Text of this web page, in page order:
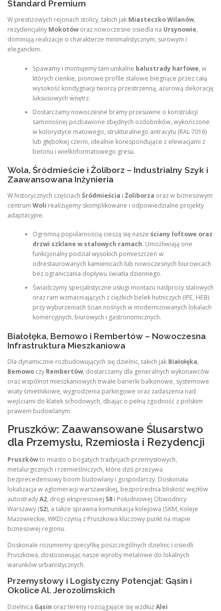
Standard Premium
W prestiżowych rejonach stolicy, takich jak Miasteczko Wilanów,
rezydencjalny Mokotóworaz nowoczesne osiedla na Ursynowie,
dominują realizacje o charakterze minimalistycznym, surowym i
eleganckim.
Spawamy i montujemy tam unikalne balustrady harfowe, w
których cienkie, pionowe profile stalowe biegnące przez całą
wysokość kondygnacji tworzą przestrzenną, ażurową dekorację
luksusowych wnętrz.
Dostarczamy nowoczesne bramy przesuwne o konstrukcji
samonośnej pozbawione zbędnych ozdobników, wykończone
w kolorystyce matowego, strukturalnego antracytu (RAL 7016)
lub głębokiej czerni, idealnie korespondujące z elewacjami z
betonu i wielkoformatowego gresu.
Wola, Śródmieście i Żoliborz – Industrialny Szyk i
Zaawansowana Inżynieria
W historycznych częściach Śródmieścia i Żoliborza oraz w biznesowym
centrum Woli realizujemy skomplikowane i odpowiedzialne projekty
adaptacyjne.
Ogromną popularnością cieszą się nasze ściany loftowe oraz
drzwi szklane w stalowych ramach. Umożliwiają one
funkcjonalny podział wysokich pomieszczeń w
odrestaurowanych kamienicach lub nowoczesnych biurowcach
bez ograniczania dopływu światła dziennego.
Świadczymy specjalistyczne usługi montażu nadproży stalowych
oraz ram wzmacniających z ciężkich belek hutniczych (IPE, HEB)
przy wyburzeniach ścian nośnych w modernizowanych lokalach
komercyjnych, biurowych i gastronomicznych.
Białołęka, Bemowo i Rembertów – Nowoczesna
Infrastruktura Mieszkaniowa
Dla dynamicznie rozbudowujących się dzielnic, takich jak Białołęka,
Bemowo czy Rembertów, dostarczamy dla generalnych wykonawców
oraz wspólnot mieszkaniowych trwałe barierki balkonowe, systemowe
wiaty śmietnikowe, wygrodzenia parkingowe oraz zadaszenia nad
wejściami do klatek schodowych, dbając o pełną zgodność z polskim
prawem budowlanym.
Pruszków: Zaawansowane Ślusarstwo
dla Przemysłu, Rzemiosła i Rezydencji
Pruszkówto miasto o bogatych tradycjach przemysłowych,
metalurgicznych i rzemieślniczych, które dziś przeżywa
bezprecedensowy boom budowlany i gospodarczy. Doskonała
lokalizacja w aglomeracji warszawskiej, bezpośrednia bliskość węzłów
autostradyA2, drogi ekspresowej S8 i Południowej Obwodnicy
Warszawy (S2), a także sprawna komunikacja kolejowa (SKM, Koleje
Mazowieckie, WKD) czynią z Pruszkowa kluczowy punkt na mapie
biznesowej regionu.
Doskonale rozumiemy specyfikę poszczególnych dzielnic i osiedli
Pruszkowa, dostosowując nasze wyroby metalowe do lokalnych
warunków urbanistycznych.
Przemysłowy i Logistyczny Potencjał: Gąsin i
Okolice Al. Jerozolimskich
Dzielnica Gąsin oraz tereny rozciągające się wzdłużAlei